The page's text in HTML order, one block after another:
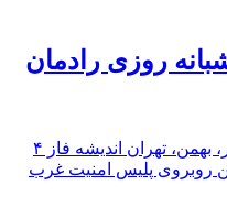
روزی رادمان
اندیشه فاز ۳ اندیشه، اندیشه فاز چهار، بهمن، ​تهران اندیشه فاز ۴
روبروی پلیس امنیت غرب